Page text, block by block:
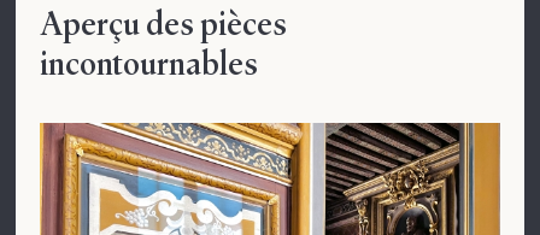
Aperçu des pièces
incontournables